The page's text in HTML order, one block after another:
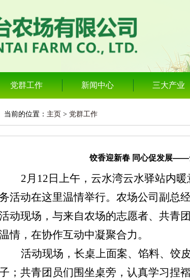
党群工作 新闻中心 三大产业
当前的位置： 主页 > 党群工作
饺香迎新春 同心促发展——
2月 12 日上午，云水湾云水驿站内
活动在这里温情举行。农场公司 副总
动现场，与来自农场的志愿者、共青
情，在协作互动中凝聚合力。
活动现场，长桌上面案、馅料、饺
；共青团员们围坐桌旁，认真学习捏